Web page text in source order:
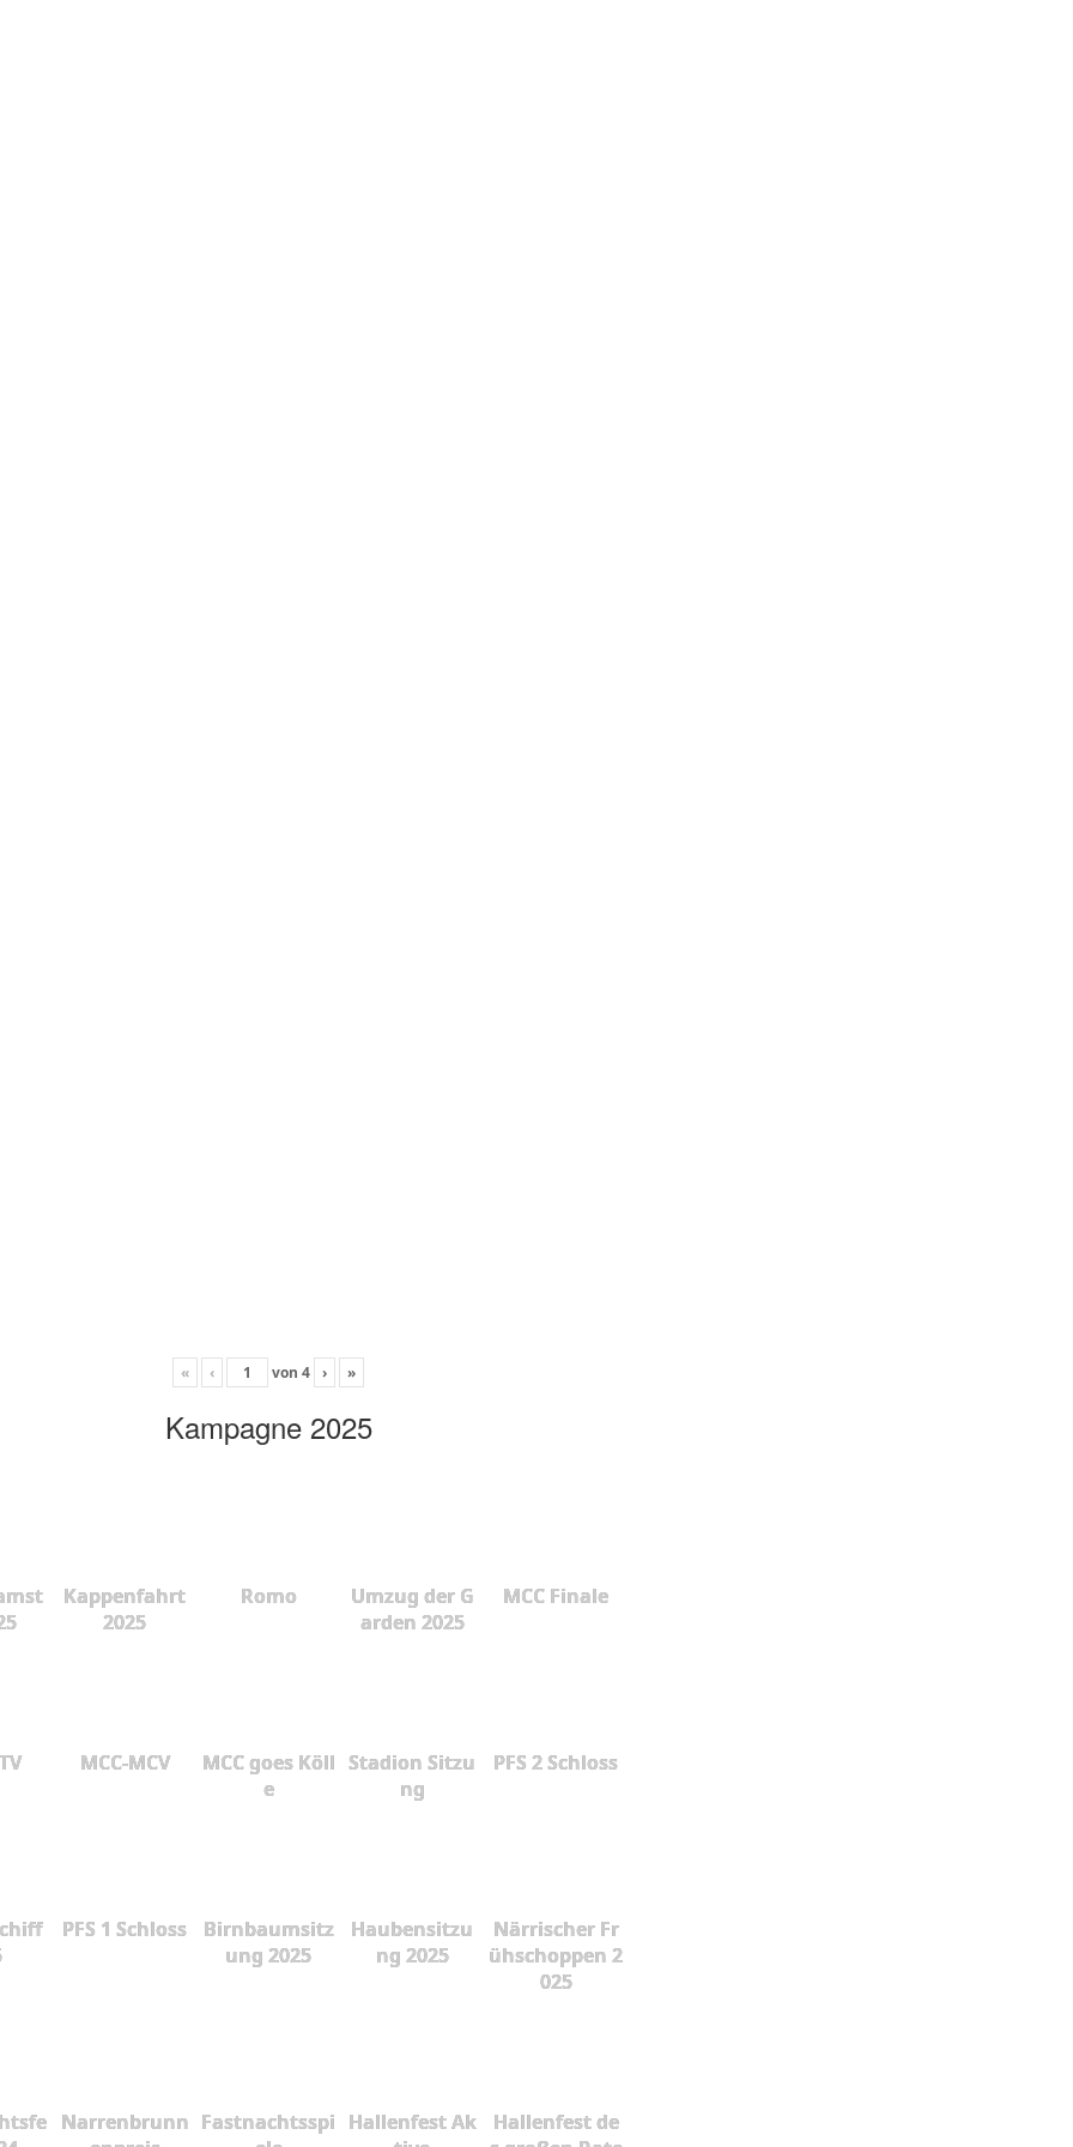
« ‹ von 4 › »
Kampagne 2025
Kappenfahrt
2025
Romo
Umzug der G
arden 2025
MCC Finale
MCC-MCV
MCC goes Köll
e
Stadion Sitzu
ng
PFS 2 Schloss
PFS 1 Schloss
Birnbaumsitz
ung 2025
Haubensitzu
ng 2025
Närrischer Fr
ühschoppen 2
025
Narrenbrunn Fastnachtsspi Hallenfest Ak
Hallenfest de